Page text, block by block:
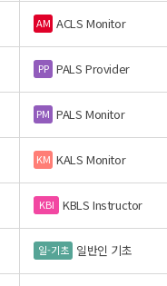
AM ACLS Monitor
PP PALS Provider
PM PALS Monitor
KM KALS Monitor
KBI KBLS Instructor
일-기초 일반인 기초